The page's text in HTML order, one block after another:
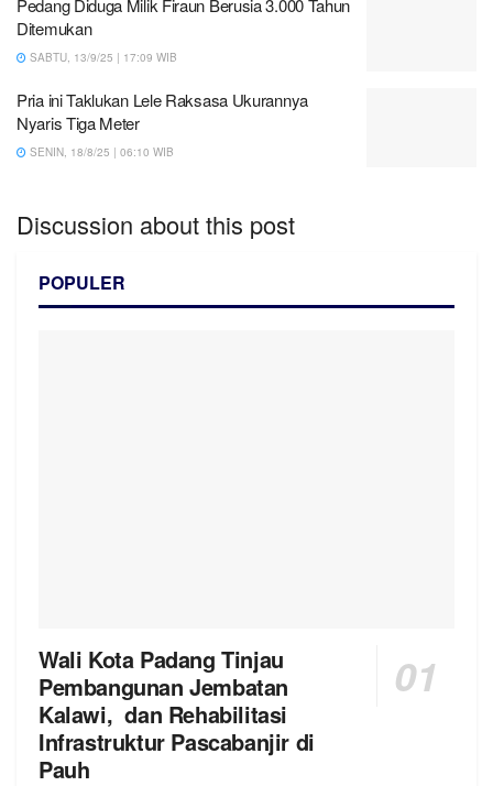
Ditemukan
SABTU, 13/9/25 | 17:09 WIB
Pria ini Taklukan Lele Raksasa Ukurannya
Nyaris Tiga Meter
SENIN, 18/8/25 | 06:10 WIB
Discussion about this post
POPULER
Wali Kota Padang Tinjau
Pembangunan Jembatan
Kalawi, dan Rehabilitasi
Infrastruktur Pascabanjir di
Pauh